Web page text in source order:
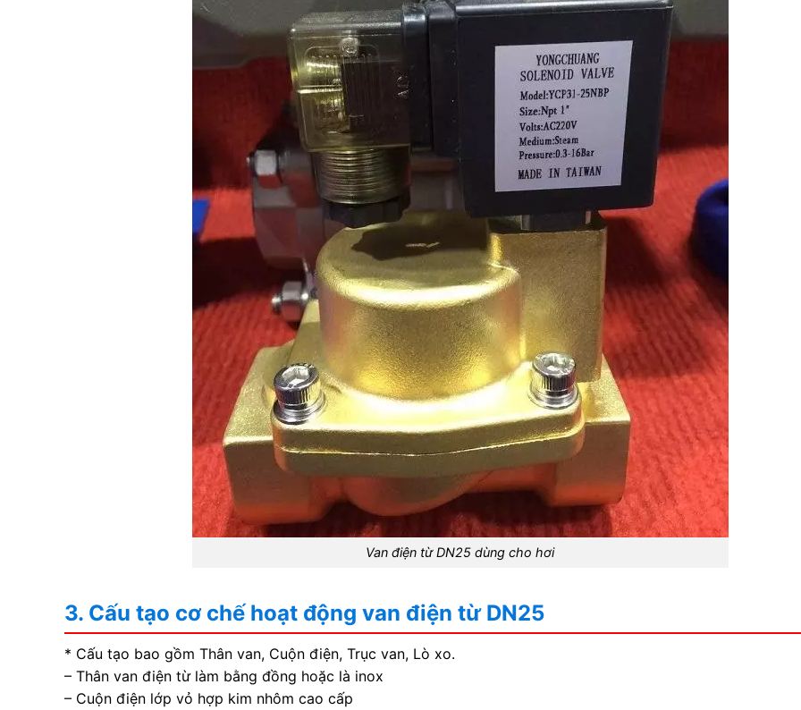
Van điện từ DN25 dùng cho hơi
3. Cấu tạo cơ chế hoạt động van điện từ DN25
* Cấu tạo bao gồm Thân van, Cuộn điện, Trục van, Lò xo.
– Thân van điện từ làm bằng đồng hoặc là inox
– Cuộn điện lớp vỏ hợp kim nhôm cao cấp